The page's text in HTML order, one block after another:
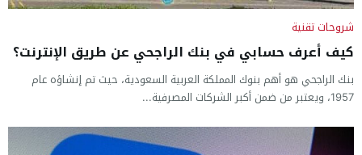
شروحات تقنية
كيف أعرف حسابي في بنك الراجحي عن طريق الإنترنت؟
بنك الراجحي هو أهم بنوك المملكة العربية السعودية، حيث تم إنشاؤه عام
1957، ويعتبر من ضمن أكبر الشركات المصرفية...